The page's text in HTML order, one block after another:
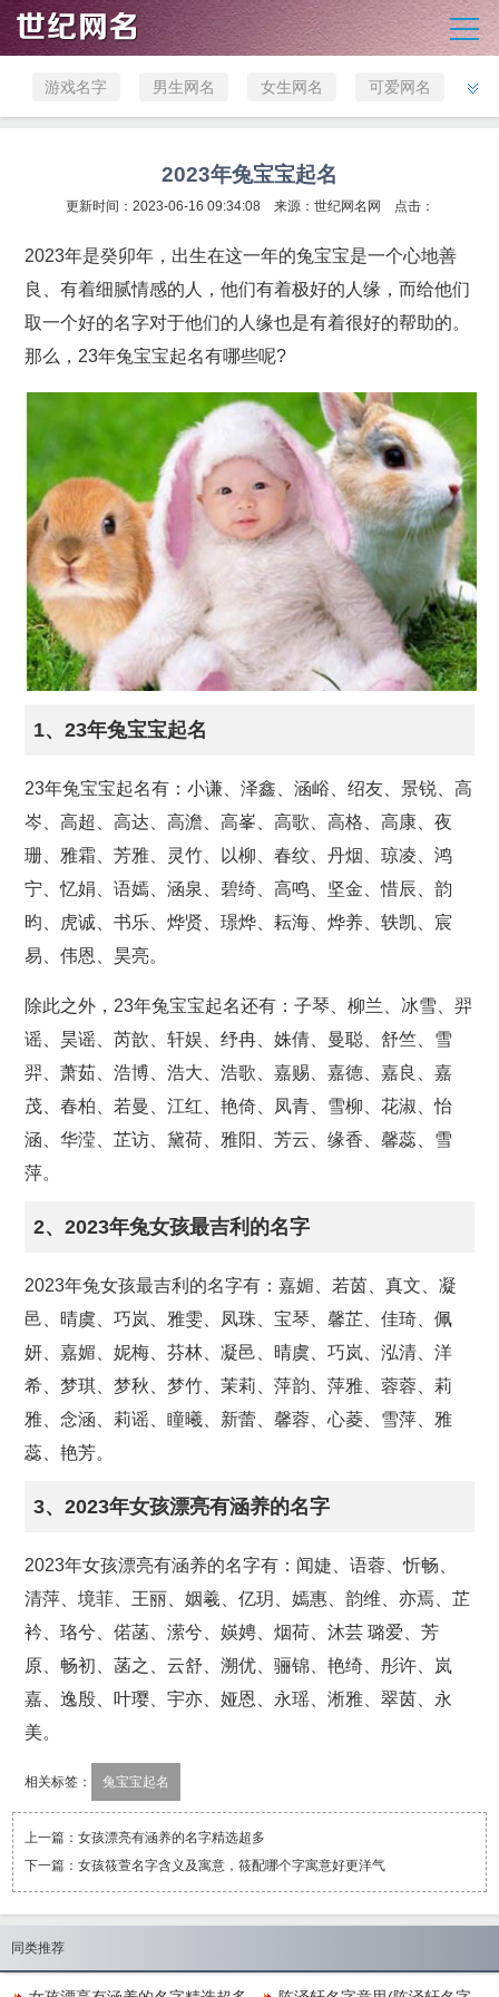
游戏名字 男生网名 女生网名 可爱网名
伤感网名 微信网名
公司名字 宝宝取名
2023年兔宝宝起名
更新时间：2023-06-16 09:34:08 来源： 世纪网名网 点击：
2023年是癸卯年，出生在这一年的兔宝宝是一个心地善
良、有着细腻情感的人，他们有着极好的人缘，而给他们
取一个好的名字对于他们的人缘也是有着很好的帮助的。
那么，23年兔宝宝起名有哪些呢?
1、23年兔宝宝起名
23年兔宝宝起名有：小谦、泽鑫、涵峪、绍友、景锐、高
岑、高超、高达、高澹、高峯、高歌、高格、高康、夜
珊、雅霜、芳雅、灵竹、以柳、春纹、丹烟、琼凌、鸿
宁、忆娟、语嫣、涵泉、碧绮、高鸣、坚金、惜辰、韵
昀、虎诚、书乐、烨贤、璟烨、耘海、烨养、轶凯、宸
易、伟恩、昊亮。
除此之外，23年兔宝宝起名还有：子琴、柳兰、冰雪、羿
谣、昊谣、芮歆、轩娱、纾冉、姝倩、曼聪、舒竺、雪
羿、萧茹、浩博、浩大、浩歌、嘉赐、嘉德、嘉良、嘉
茂、春柏、若曼、江红、艳倚、凤青、雪柳、花淑、怡
涵、华滢、芷访、黛荷、雅阳、芳云、缘香、馨蕊、雪
萍。
2、2023年兔女孩最吉利的名字
2023年兔女孩最吉利的名字有：嘉媚、若茵、真文、凝
邑、晴虞、巧岚、雅雯、凤珠、宝琴、馨芷、佳琦、佩
妍、嘉媚、妮梅、芬林、凝邑、晴虞、巧岚、泓清、洋
希、梦琪、梦秋、梦竹、茉莉、萍韵、萍雅、蓉蓉、莉
雅、念涵、莉谣、瞳曦、新蕾、馨蓉、心菱、雪萍、雅
蕊、艳芳。
3、2023年女孩漂亮有涵养的名字
2023年女孩漂亮有涵养的名字有：闻婕、语蓉、忻畅、
清萍、境菲、王丽、姻羲、亿玥、嫣惠、韵维、亦焉、芷
衿、珞兮、偌菡、潆兮、媖娉、烟荷、沐芸 璐爱、芳
原、畅初、菡之、云舒、溯优、骊锦、艳绮、彤许、岚
嘉、逸殷、叶璎、宇亦、娅恩、永瑶、淅雅、翠茵、永
美。
相关标签： 兔宝宝起名
上一篇：女孩漂亮有涵养的名字精选超多
下一篇：​女孩筱萱名字含义及寓意，筱配哪个字寓意好更洋气
同类推荐